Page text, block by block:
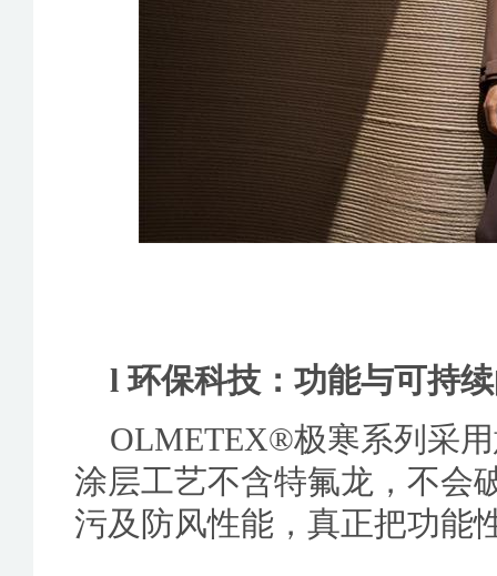
l 环保科技：功能与可持
OLMETEX®极寒系列采
涂层工艺不含特氟龙，不会
污及防风性能，真正把功能